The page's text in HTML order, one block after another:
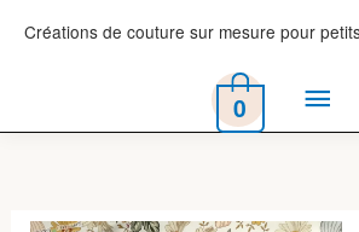
Créations de couture sur mesure pour
Menu
0